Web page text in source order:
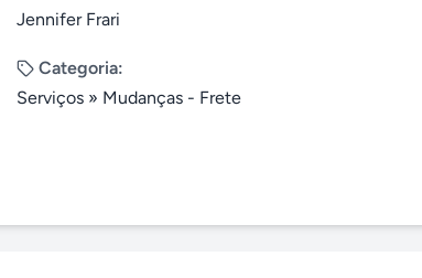
Jennifer Frari
Categoria:
Serviços » Mudanças - Frete